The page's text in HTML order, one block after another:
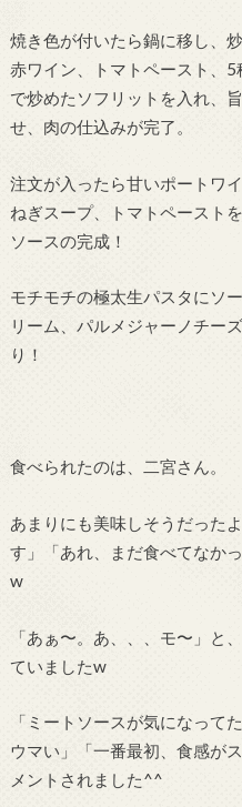
焼き色が付いたら鍋に移し、
赤ワイン、トマトペースト、
で炒めたソフリットを入れ、
せ、肉の仕込みが完了。
注文が入ったら甘いポートワ
ねぎスープ、トマトペースト
ソースの完成！
モチモチの極太生パスタにソ
リーム、パルメジャーノチー
り！
食べられたのは、二宮さん。
あまりにも美味しそうだった
す」「あれ、まだ食べてなか
w
「あぁ〜。あ、、、モ〜」と
ていましたw
「ミートソースが気になって
ウマい」「一番最初、食感が
メントされました^^